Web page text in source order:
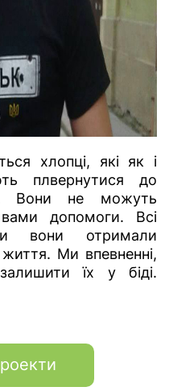
хлопці, які як і
плвернутися до
Вони не можуть
допомоги. Всі
вони отримали
Ми впевненні,
їх у біді.